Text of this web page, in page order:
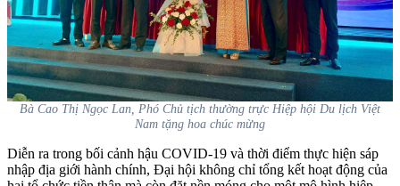
Bà Cao Thị Ngọc Lan, Phó Chủ tịch thường trực Hiệp hội Du lịch Việt
Nam tặng hoa chúc mừng
Diễn ra trong bối cảnh hậu COVID-19 và thời điểm thực hiện sáp
nhập địa giới hành chính, Đại hội không chỉ tổng kết hoạt động của